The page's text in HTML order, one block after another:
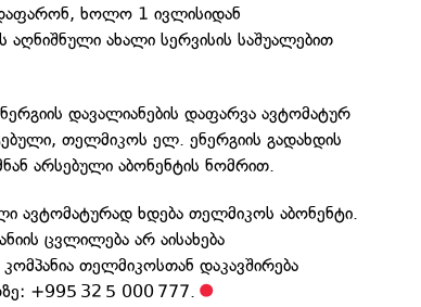
დაფარონ, ხოლო 1 ივლისიდან
ახალი სერვისის საშუალებით
დავალიანების დაფარვა ავტომატურ
თელმიკოს ელ. ენერგიის გადახდის
არსებული აბონენტის ნომრით.
ავტომატურად ხდება თელმიკოს აბონენტი.
ცვლილება არ აისახება
თელმიკოსთან დაკავშირება
+995 32 5 000 777.